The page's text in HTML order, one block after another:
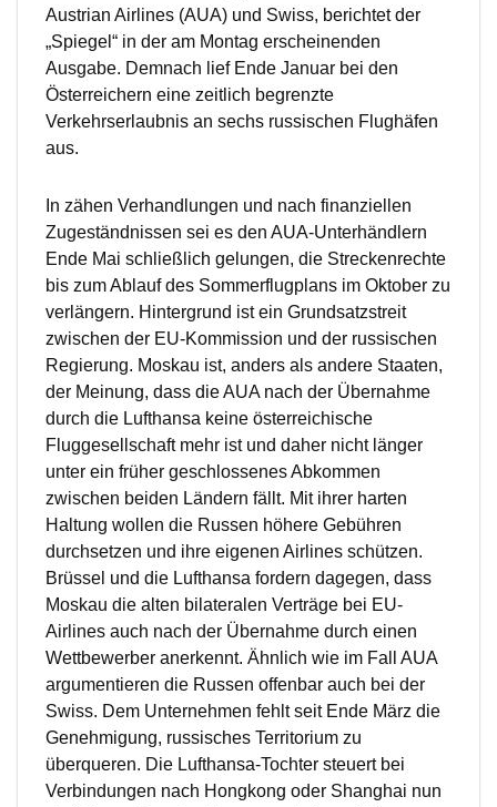
Austrian Airlines (AUA) und Swiss, berichtet der
„Spiegel“ in der am Montag erscheinenden
Ausgabe. Demnach lief Ende Januar bei den
Österreichern eine zeitlich begrenzte
Verkehrserlaubnis an sechs russischen Flughäfen
aus.
In zähen Verhandlungen und nach finanziellen
Zugeständnissen sei es den AUA-Unterhändlern
Ende Mai schließlich gelungen, die Streckenrechte
bis zum Ablauf des Sommerflugplans im Oktober zu
verlängern. Hintergrund ist ein Grundsatzstreit
zwischen der EU-Kommission und der russischen
Regierung. Moskau ist, anders als andere Staaten,
der Meinung, dass die AUA nach der Übernahme
durch die Lufthansa keine österreichische
Fluggesellschaft mehr ist und daher nicht länger
unter ein früher geschlossenes Abkommen
zwischen beiden Ländern fällt. Mit ihrer harten
Haltung wollen die Russen höhere Gebühren
durchsetzen und ihre eigenen Airlines schützen.
Brüssel und die Lufthansa fordern dagegen, dass
Moskau die alten bilateralen Verträge bei EU-
Airlines auch nach der Übernahme durch einen
Wettbewerber anerkennt. Ähnlich wie im Fall AUA
argumentieren die Russen offenbar auch bei der
Swiss. Dem Unternehmen fehlt seit Ende März die
Genehmigung, russisches Territorium zu
überqueren. Die Lufthansa-Tochter steuert bei
Verbindungen nach Hongkong oder Shanghai nun